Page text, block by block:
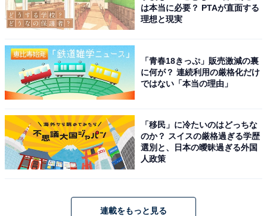
は本当に必要？ PTAが直面する
理想と現実
「青春18きっぷ」販売激減の裏
に何が？ 連続利用の厳格化だけ
ではない「本当の理由」
「移民」に冷たいのはどっちな
のか？ スイスの厳格過ぎる学歴
選別と、日本の曖昧過ぎる外国
人政策
連載をもっと見る